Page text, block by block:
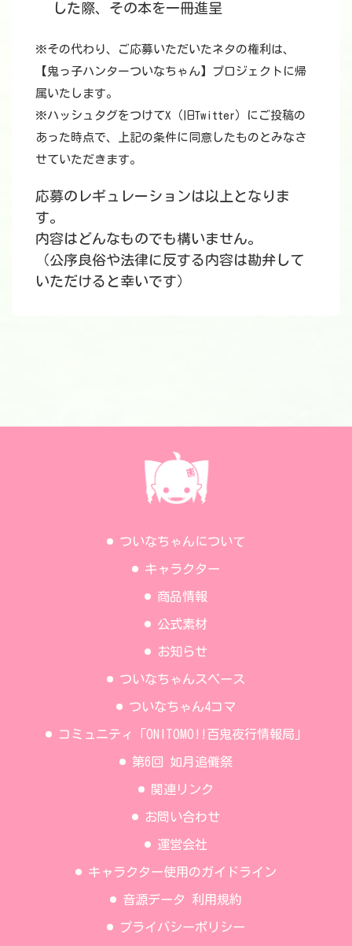
した際、その本を一冊進呈
※その代わり、ご応募いただいたネタの権利は、
【鬼っ子ハンターついなちゃん】プロジェクトに帰
属いたします。
※ハッシュタグをつけてX（旧Twitter）にご投稿の
あった時点で、上記の条件に同意したものとみなさ
せていただきます。
応募のレギュレーションは以上となりま
す。
内容はどんなものでも構いません。
（公序良俗や法律に反する内容は勘弁して
いただけると幸いです）
ついなちゃんについて
キャラクター
商品情報
公式素材
お知らせ
ついなちゃんスペース
ついなちゃん4コマ
コミュニティ「ONITOMO!!百鬼夜行情報局」
第6回 如月追儺祭
関連リンク
お問い合わせ
運営会社
キャラクター使用のガイドライン
音源データ 利用規約
プライバシーポリシー